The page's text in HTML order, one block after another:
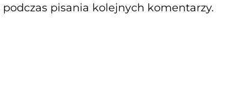
pisania kolejnych komentarzy.